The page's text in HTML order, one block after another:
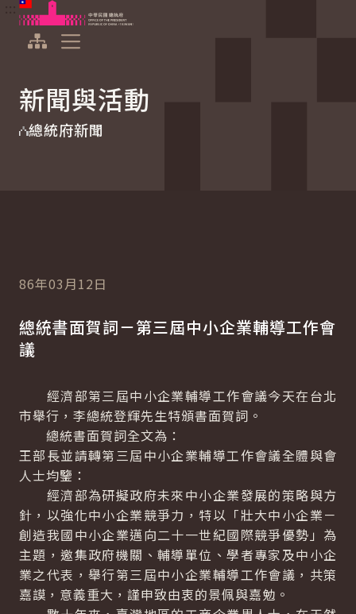
跳到主要內容
中華民國總統府
新聞與活動
總統府新聞
86年03月12日
總統書面賀詞－第三屆中小企業輔導工作會
議
經濟部第三屆中小企業輔導工作會議今天在台北
市舉行，李總統登輝先生特頒書面賀詞。
總統書面賀詞全文為：
王部長並請轉第三屆中小企業輔導工作會議全體與會
人士均鑒：
經濟部為研擬政府未來中小企業發展的策略與方
針，以強化中小企業競爭力，特以「壯大中小企業－
創造我國中小企業邁向二十一世紀國際競爭優勢」為
主題，邀集政府機關、輔導單位、學者專家及中小企
業之代表，舉行第三屆中小企業輔導工作會議，共策
嘉謨，意義重大，謹申致由衷的景佩與嘉勉。